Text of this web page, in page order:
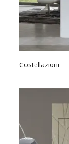
Costellazioni